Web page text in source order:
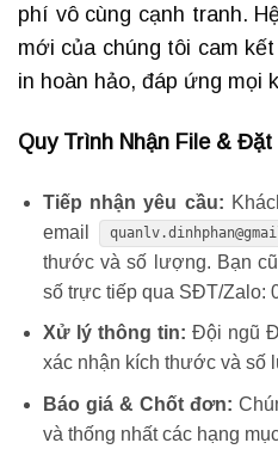
phí vô cùng cạnh tranh.
mới của chúng tôi cam
in hoàn hảo, đáp ứng mọi
Quy Trình Nhận File &
Tiếp nhận yêu cầu:
email
thước và số lượng. Bạn
số trực tiếp qua SĐT/Zalo:
Xử lý thông tin: Đội ngũ
xác nhận kích thước và số
Báo giá & Chốt đơn:
và thống nhất các hạng